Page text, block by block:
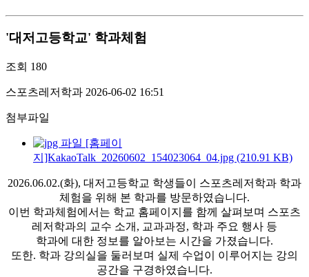
'대저고등학교' 학과체험
조회 180
스포츠레저학과 2026-06-02 16:51
첨부파일
[홈페이
지]KakaoTalk_20260602_154023064_04.jpg (210.91 KB)
2026.06.02.(화), 대저고등학교 학생들이 스포츠레저학과 학과
체험을 위해 본 학과를 방문하였습니다.
이번 학과체험에서는 학교 홈페이지를 함께 살펴보며 스포츠
레저학과의 교수 소개, 교과과정, 학과 주요 행사 등
학과에 대한 정보를 알아보는 시간을 가졌습니다.
또한. 학과 강의실을 둘러보며 실제 수업이 이루어지는 강의
공간을 구경하였습니다.